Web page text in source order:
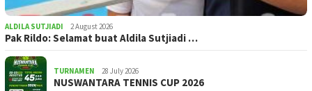
ALDILA SUTJIADI 2 August 2026
Pak Rildo: Selamat buat Aldila Sutjiadi …
TURNAMEN 28 July 2026
NUSWANTARA TENNIS CUP 2026